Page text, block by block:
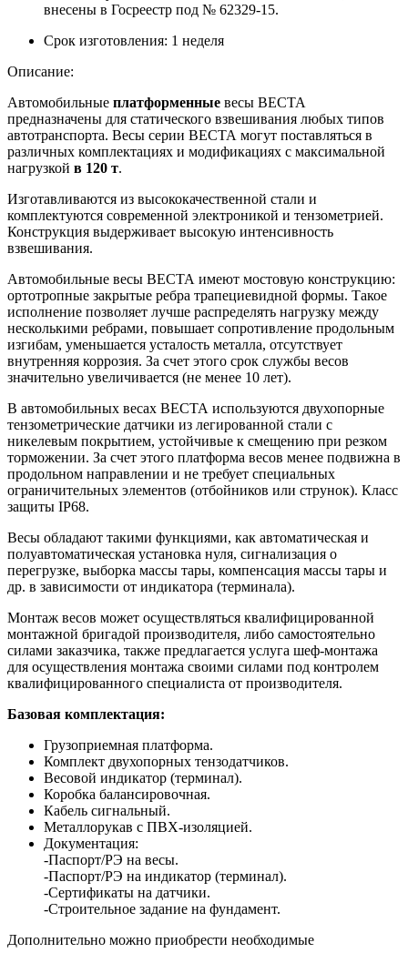
внесены в Госреестр под № 62329-15.
Срок изготовления: 1 неделя
Описание:
Автомобильные платформенные весы ВЕСТА
предназначены для статического взвешивания любых типов
автотранспорта. Весы серии ВЕСТА могут поставляться в
различных комплектациях и модификациях с максимальной
нагрузкой в 120 т.
Изготавливаются из высококачественной стали и
комплектуются современной электроникой и тензометрией.
Конструкция выдерживает высокую интенсивность
взвешивания.
Автомобильные весы ВЕСТА имеют мостовую конструкцию:
ортотропные закрытые ребра трапециевидной формы. Такое
исполнение позволяет лучше распределять нагрузку между
несколькими ребрами, повышает сопротивление продольным
изгибам, уменьшается усталость металла, отсутствует
внутренняя коррозия. За счет этого срок службы весов
значительно увеличивается (не менее 10 лет).
В автомобильных весах ВЕСТА используются двухопорные
тензометрические датчики из легированной стали с
никелевым покрытием, устойчивые к смещению при резком
торможении. За счет этого платформа весов менее подвижна в
продольном направлении и не требует специальных
ограничительных элементов (отбойников или струнок). Класс
защиты IP68.
Весы обладают такими функциями, как автоматическая и
полуавтоматическая установка нуля, сигнализация о
перегрузке, выборка массы тары, компенсация массы тары и
др. в зависимости от индикатора (терминала).
Монтаж весов может осуществляться квалифицированной
монтажной бригадой производителя, либо самостоятельно
силами заказчика, также предлагается услуга шеф-монтажа
для осуществления монтажа своими силами под контролем
квалифицированного специалиста от производителя.
Базовая комплектация:
Грузоприемная платформа.
Комплект двухопорных тензодатчиков.
Весовой индикатор (терминал).
Коробка балансировочная.
Кабель сигнальный.
Металлорукав с ПВХ-изоляцией.
Документация:
-Паспорт/РЭ на весы.
-Паспорт/РЭ на индикатор (терминал).
-Сертификаты на датчики.
-Строительное задание на фундамент.
Дополнительно можно приобрести необходимые